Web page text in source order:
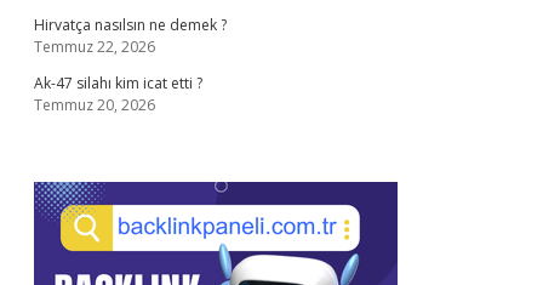
Hirvatça nasılsın ne demek ?
Temmuz 22, 2026
Ak-47 silahı kim icat etti ?
Temmuz 20, 2026